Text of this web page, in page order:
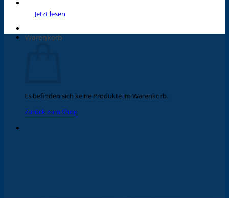
Warenkorb
Es befinden sich keine Produkte im Warenkorb.
Zurück zum Shop
Jetzt lesen